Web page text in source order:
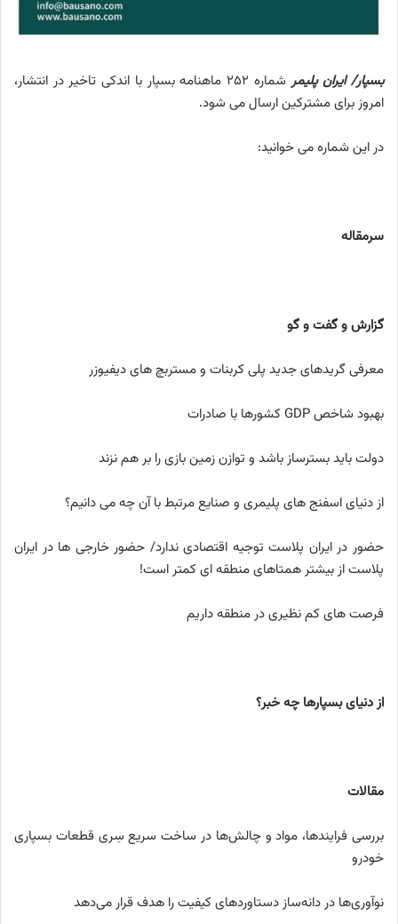
بسپار/ ایران پلیمر
شماره 252 ماهنامه بسپار با اندکی تاخیر در انتشار،
امروز برای مشترکین ارسال می شود.
در این شماره می خوانید:
سرمقاله
گزارش و گفت و گو
معرفی گریدهای جدید پلی کربنات و مستربچ های دیفیوزر
بهبود شاخص GDP کشورها با صادرات
دولت باید بسترساز باشد و توازن زمین بازی را بر هم نزند
از دنیای اسفنج های پلیمری و صنایع مرتبط با آن چه می دانیم؟
حضور در ایران پلاست توجیه اقتصادی ندارد/ حضور خارجی ها در ایران
پلاست از بیشتر همتاهای منطقه ای کمتر است!
فرصت های کم نظیری در منطقه داریم
از دنیای بسپارها چه خبر؟
مقالات
بررسی فرایندها، مواد و چالش‌ها در ساخت سریع سِری قطعات بسپاری
خودرو
نوآوری‌ها در دانه‌‌ساز دستاوردهای کیفیت را هدف قرار می‌دهد